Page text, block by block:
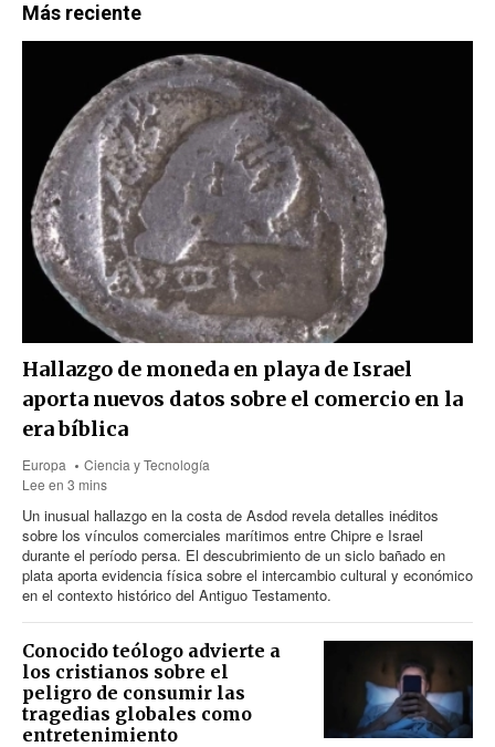
Más reciente
Hallazgo de moneda en playa de Israel
aporta nuevos datos sobre el comercio en la
era bíblica
Europa
Ciencia y Tecnología
Lee en 3 mins
Un inusual hallazgo en la costa de Asdod revela detalles inéditos
sobre los vínculos comerciales marítimos entre Chipre e Israel
durante el período persa. El descubrimiento de un siclo bañado en
plata aporta evidencia física sobre el intercambio cultural y económico
en el contexto histórico del Antiguo Testamento.
Conocido teólogo advierte a
los cristianos sobre el
peligro de consumir las
tragedias globales como
entretenimiento